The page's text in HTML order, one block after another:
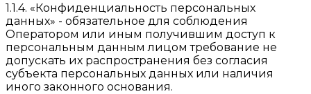
1.1.4. «Конфиденциальность персональных
данных» - обязательное для соблюдения
Оператором или иным получившим доступ к
персональным данным лицом требование не
допускать их распространения без согласия
субъекта персональных данных или наличия
иного законного основания.